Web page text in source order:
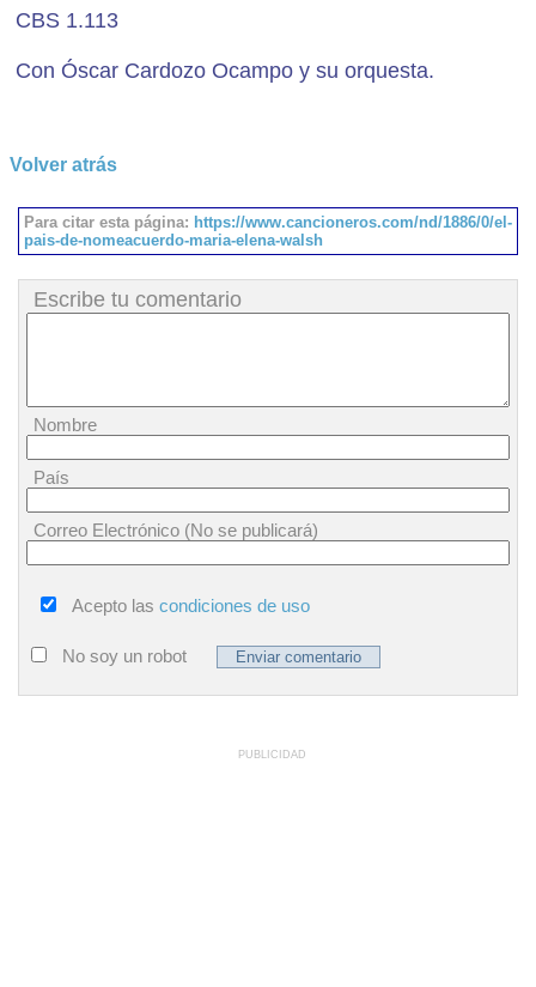
CBS 1.113
Con Óscar Cardozo Ocampo y su orquesta.
Volver atrás
Para citar esta página: https://www.cancioneros.com/nd/1886/0/el-
pais-de-nomeacuerdo-maria-elena-walsh
Escribe tu comentario
Nombre
País
Correo Electrónico (No se publicará)
Acepto las condiciones de uso
No soy un robot
PUBLICIDAD